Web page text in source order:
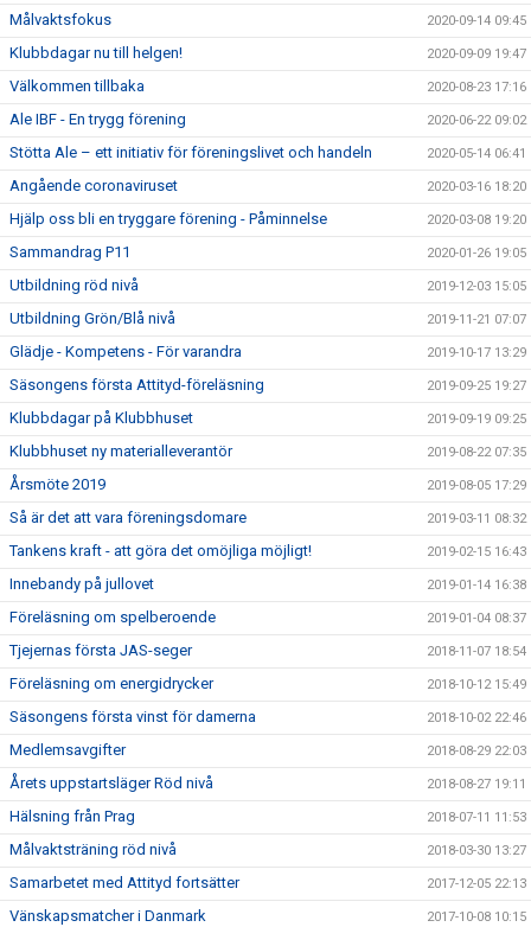
Målvaktsfokus 2020-09-14 09:45
Klubbdagar nu till helgen! 2020-09-09 19:47
Välkommen tillbaka 2020-08-23 17:16
Ale IBF - En trygg förening 2020-06-22 09:02
Stötta Ale – ett initiativ för föreningslivet och handeln 2020-05-14 06:41
Angående coronaviruset 2020-03-16 18:20
Hjälp oss bli en tryggare förening - Påminnelse 2020-03-08 19:20
Sammandrag P11 2020-01-26 19:05
Utbildning röd nivå 2019-12-03 15:05
Utbildning Grön/Blå nivå 2019-11-21 07:07
Glädje - Kompetens - För varandra 2019-10-17 13:29
Säsongens första Attityd-föreläsning 2019-09-25 19:27
Klubbdagar på Klubbhuset 2019-09-19 09:25
Klubbhuset ny materialleverantör 2019-08-22 07:35
Årsmöte 2019 2019-08-05 17:29
Så är det att vara föreningsdomare 2019-03-11 08:32
Tankens kraft - att göra det omöjliga möjligt! 2019-02-15 16:43
Innebandy på jullovet 2019-01-14 16:38
Föreläsning om spelberoende 2019-01-04 08:37
Tjejernas första JAS-seger 2018-11-07 18:54
Föreläsning om energidrycker 2018-10-12 15:49
Säsongens första vinst för damerna 2018-10-02 22:46
Medlemsavgifter 2018-08-29 22:03
Årets uppstartsläger Röd nivå 2018-08-27 19:11
Hälsning från Prag 2018-07-11 11:53
Målvaktsträning röd nivå 2018-03-30 13:27
Samarbetet med Attityd fortsätter 2017-12-05 22:13
Vänskapsmatcher i Danmark 2017-10-08 10:15